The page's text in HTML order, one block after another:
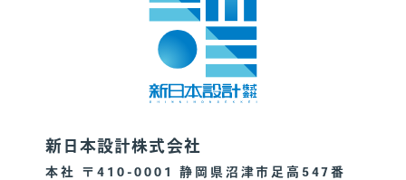
新日本設計株式会社
本社 〒410-0001 静岡県沼津市足高547番